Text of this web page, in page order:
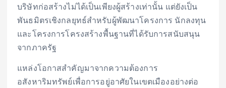
บริษัทก่อสร้างไม่ได้เป็นเพียงผู้สร้างเท่านั้น แต่ยังเป็น
พันธมิตรเชิงกลยุทธ์สำหรับผู้พัฒนาโครงการ นักลงทุน
และโครงการโครงสร้างพื้นฐานที่ได้รับการสนับสนุน
จากภาครัฐ
แหล่งโอกาสสำคัญมาจากความต้องการ
อสังหาริมทรัพย์เพื่อการอยู่อาศัยในเขตเมืองอย่างต่อ